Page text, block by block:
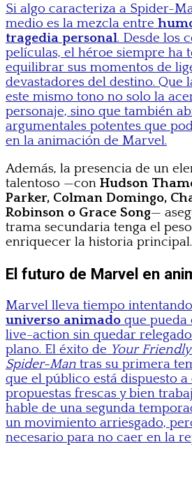
Si algo caracteriza a Spider-
medio es la mezcla entre
tragedia personal. Desde los
películas, el héroe siempre ha
equilibrar sus momentos de
devastadores del destino. Que
este mismo tono no solo la
personaje, sino que también
argumentales potentes que
en la animación de Marvel.
Además, la presencia de un
talentoso —con Hudson
Parker, Colman Domingo,
Robinson o Grace Song—
trama secundaria tenga el
enriquecer la historia principal.
El futuro de Marvel en
Marvel lleva tiempo
universo animado que
live-action sin quedar
plano. El éxito de Your
Spider-Man tras su primera
que el público está dispuesto a
propuestas frescas y bien
hable de una segunda
un movimiento arriesgado,
necesario para no caer en la